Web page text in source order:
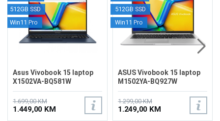
512GB SSD
Win11 Pro
Asus Vivobook 15 laptop
X1502VA-BQ581W
1.699,00 KM
1.449,00 KM
512GB SSD
Win11 Pro
ASUS Vivobook 15 laptop
M1502YA-BQ927W
1.299,00 KM
1.249,00 KM